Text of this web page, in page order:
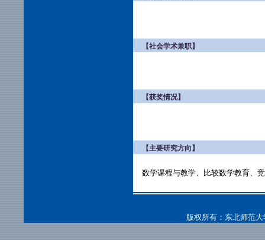
【社会学术兼职】
【获奖情况】
【主要研究方向】
数学课程与教学、比较数学教育、
版权所有：东北师范